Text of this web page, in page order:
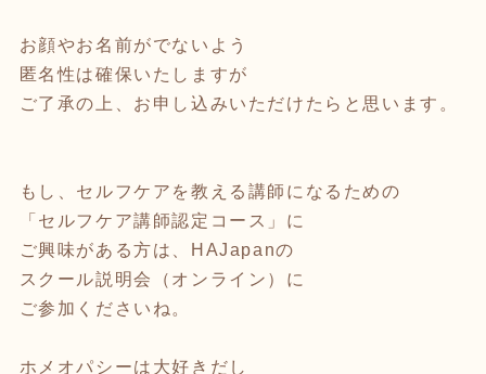
お顔やお名前がでないよう
匿名性は確保いたしますが
ご了承の上、お申し込みいただけたらと思います。
もし、セルフケアを教える講師になるための
「セルフケア講師認定コース」に
ご興味がある方は、HAJapanの
スクール説明会（オンライン）に
ご参加くださいね。
ホメオパシーは大好きだし